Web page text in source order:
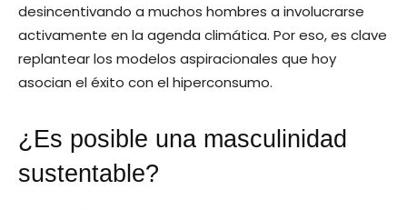
desincentivando a muchos hombres a involucrarse
activamente en la agenda climática. Por eso, es clave
replantear los modelos aspiracionales que hoy
asocian el éxito con el hiperconsumo.
¿Es posible una masculinidad
sustentable?